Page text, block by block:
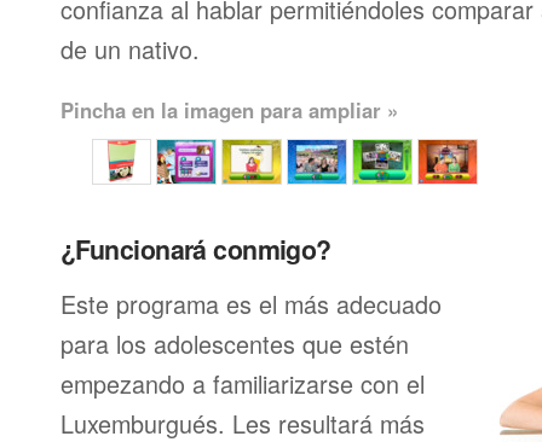
confianza al hablar permitiéndoles
de un nativo.
Pincha en la imagen para ampliar »
¿Funcionará conmigo?
Este programa es el más adecuado
para los adolescentes que estén
empezando a familiarizarse con el
Luxemburgués. Les resultará más